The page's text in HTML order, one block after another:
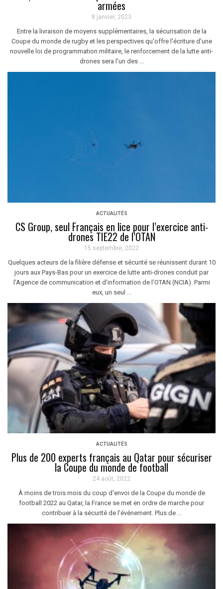
armées
8 janvier, 2023
Entre la livraison de moyens supplémentaires, la sécurisation de la
Coupe du monde de rugby et les perspectives qu'offre l'écriture d'une
nouvelle loi de programmation militaire, le renforcement de la lutte anti-
drones sera l'un des ...
ACTUALITÉS
CS Group, seul Français en lice pour l’exercice anti-
drones TIE22 de l’OTAN
15 septembre, 2022
Quelques acteurs de la filière défense et sécurité se réunissent durant 10
jours aux Pays-Bas pour un exercice de lutte anti-drones conduit par
l'Agence de communication et d'information de l’OTAN (NCIA). Parmi
eux, un seul ...
ACTUALITÉS
Plus de 200 experts français au Qatar pour sécuriser
la Coupe du monde de football
24 août, 2022
À moins de trois mois du coup d'envoi de la Coupe du monde de
football 2022 au Qatar, la France se met en ordre de marche pour
contribuer à la sécurité de l'événement. Plus de ...